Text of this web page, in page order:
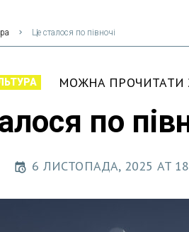
Це сталося по півночі
МОЖНА ПРОЧИТАТИ
по
6 ЛИСТОПАДА, 2025 AT